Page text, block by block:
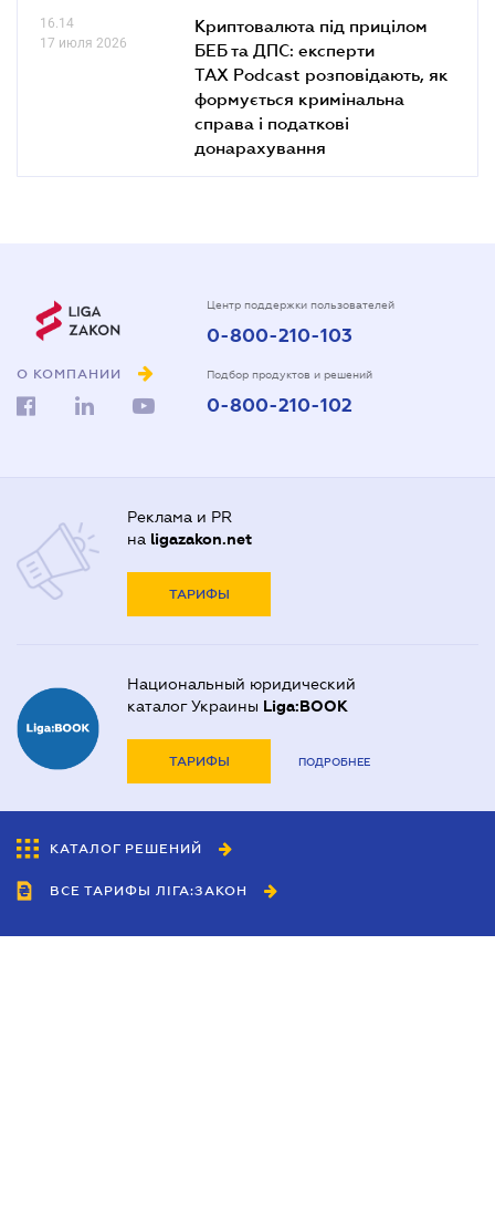
16.14
17 июля 2026
Криптовалюта під прицілом
БЕБ та ДПС: експерти
TAX Podcast розповідають, як
формується кримінальна
справа і податкові
донарахування
О КОМПАНИИ
Центр поддержки пользователей
0-800-210-103
Подбор продуктов и решений
0-800-210-102
Реклама и PR
на ligazakon.net
ТАРИФЫ
Национальный юридический
каталог Украины Liga:BOOK
ТАРИФЫ ПОДРОБНЕЕ
КАТАЛОГ РЕШЕНИЙ
ВСЕ ТАРИФЫ ЛІГА:ЗАКОН